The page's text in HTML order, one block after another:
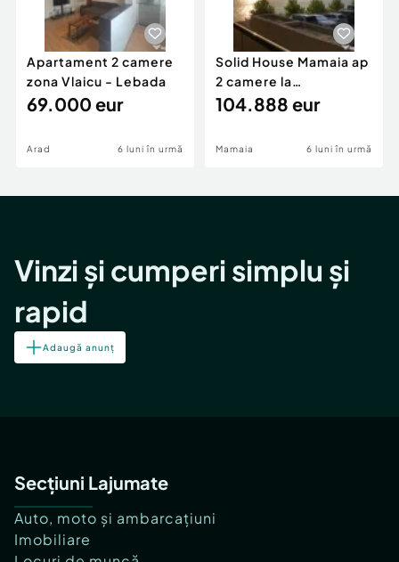
Apartament 2 camere
zona Vlaicu - Lebada
69.000 eur
Arad 6 luni în urmă
Solid House Mamaia ap
2 camere la
cheie,langa Mega
104.888 eur
Mamaia 6 luni în urmă
Vinzi și cumperi simplu și
rapid
Adaugă anunț
Secțiuni Lajumate
Auto, moto și ambarcațiuni
Imobiliare